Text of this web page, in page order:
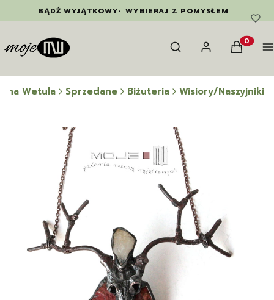
BĄDŹ WYJĄTKOWY• WYBIERAJ Z POMYSŁEM
Otwórz wyszukiwarkę
Szukaj Zaloguj sięKoszyk
Wetula Sprzedane Biżuteria Wisiory/Naszyjniki